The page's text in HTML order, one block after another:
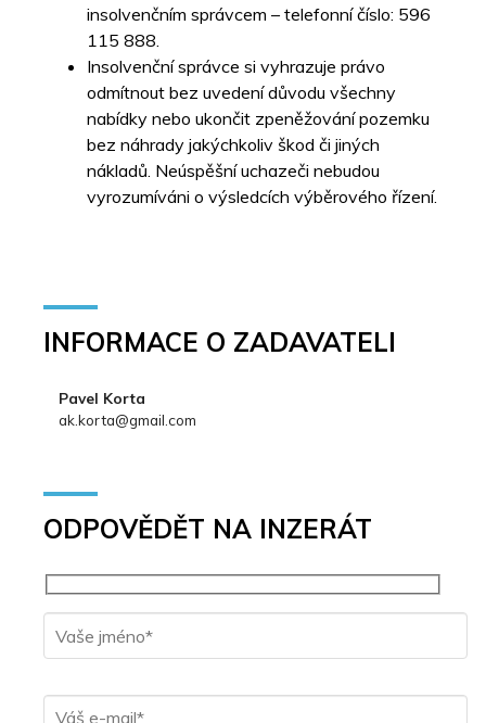
insolvenčním správcem – telefonní číslo: 596
115 888.
Insolvenční správce si vyhrazuje právo
odmítnout bez uvedení důvodu všechny
nabídky nebo ukončit zpeněžování pozemku
bez náhrady jakýchkoliv škod či jiných
nákladů. Neúspěšní uchazeči nebudou
vyrozumíváni o výsledcích výběrového řízení.
INFORMACE O ZADAVATELI
Pavel Korta
ak.korta@gmail.com
ODPOVĚDĚT NA INZERÁT